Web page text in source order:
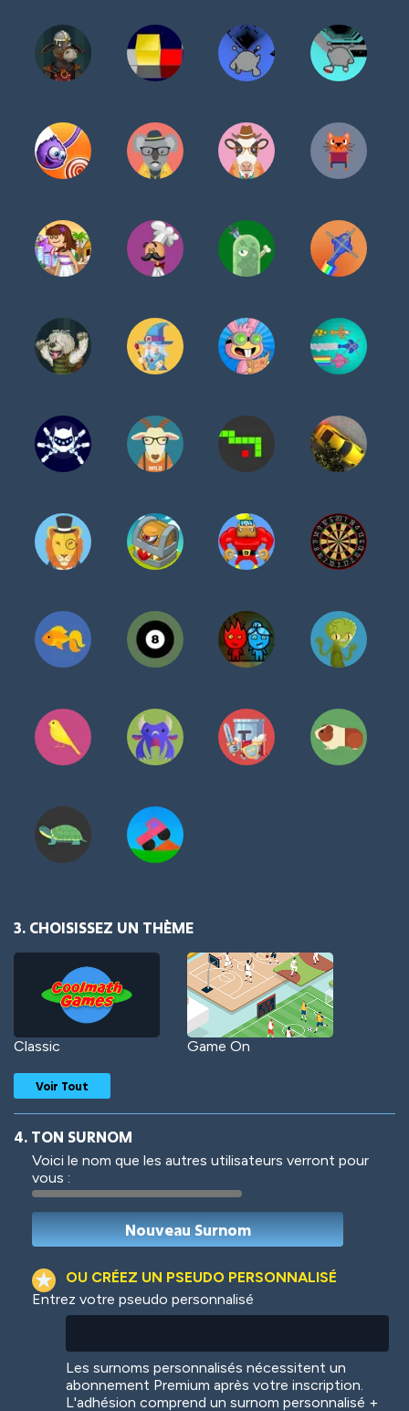
3. CHOISISSEZ UN THÈME
Classic Game On
Woof
Colorful
Voir Tout
4. TON SURNOM
Voici le nom que les autres utilisateurs verront pour
vous :
OU CRÉEZ UN PSEUDO PERSONNALISÉ
Entrez votre pseudo personnalisé
Les surnoms personnalisés nécessitent un
abonnement Premium après votre inscription.
L'adhésion comprend un surnom personnalisé +